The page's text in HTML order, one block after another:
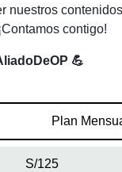
nuestros
contigo!
💪
Plan
S/125